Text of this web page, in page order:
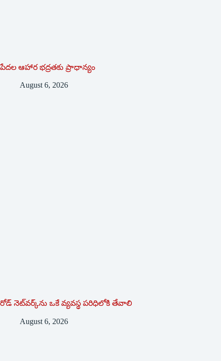
పేదల ఆహార భద్రతకు ప్రాధాన్యం
August 6, 2026
రోడ్ నెట్‌వర్క్‌ను ఒకే వ్య‌వ‌స్థ ప‌రిధిలోకి తేవాలి
August 6, 2026